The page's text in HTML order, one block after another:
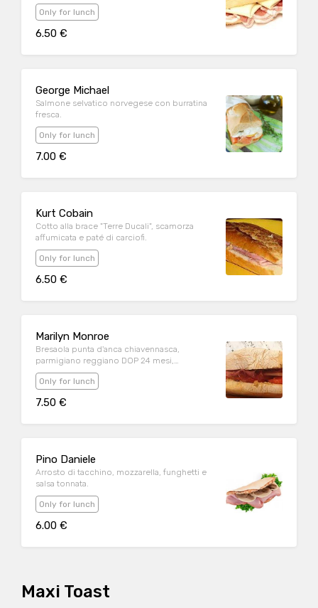
Only for lunch
6.50 €
George Michael
Salmone selvatico norvegese con burratina
fresca.
Only for lunch
7.00 €
Kurt Cobain
Cotto alla brace "Terre Ducali", scamorza
affumicata e paté di carciofi.
Only for lunch
6.50 €
Marilyn Monroe
Bresaola punta d'anca chiavennasca,
parmigiano reggiano DOP 24 mesi,
pomodori di stagione.
Only for lunch
7.50 €
Pino Daniele
Arrosto di tacchino, mozzarella, funghetti e
salsa tonnata.
Only for lunch
6.00 €
Maxi Toast